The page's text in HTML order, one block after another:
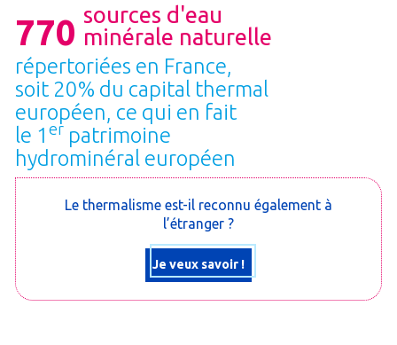
770 sources d'eau
minérale naturelle
répertoriées en France,
soit 20% du capital thermal
européen, ce qui en fait
le 1 erpatrimoine
hydrominéral européen
Le thermalisme est-il reconnu également à
l’étranger ?
Je veux savoir !